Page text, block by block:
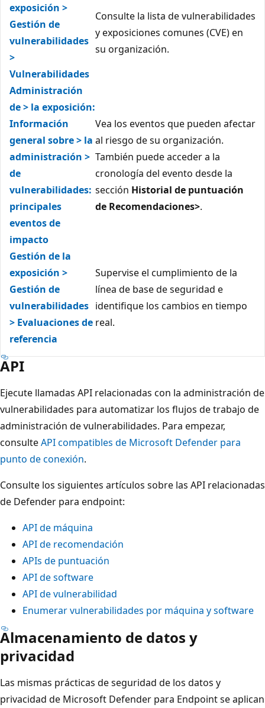
exposición >
Gestión de
vulnerabilidades
>
Vulnerabilidades
Consulte la lista de vulnerabilidades
y exposiciones comunes (CVE) en
su organización.
Administración
de > la exposición:
Información
general sobre > la
administración >
de
vulnerabilidades:
principales
eventos de
impacto
Vea los eventos que pueden afectar
al riesgo de su organización.
También puede acceder a la
cronología del evento desde la
sección Historial de puntuación
de Recomendaciones>.
Gestión de la
exposición >
Gestión de
vulnerabilidades
> Evaluaciones de
referencia
Supervise el cumplimiento de la
línea de base de seguridad e
identifique los cambios en tiempo
real.
API
Ejecute llamadas API relacionadas con la administración de
vulnerabilidades para automatizar los flujos de trabajo de
administración de vulnerabilidades. Para empezar,
consulteAPI compatibles de Microsoft Defender para
punto de conexión.
Consulte los siguientes artículos sobre las API relacionadas
de Defender para endpoint:
API de máquina
API de recomendación
APIs de puntuación
API de software
API de vulnerabilidad
Enumerar vulnerabilidades por máquina y software
Almacenamiento de datos y
privacidad
Las mismas prácticas de seguridad de los datos y
privacidad de Microsoft Defender para Endpoint se aplican